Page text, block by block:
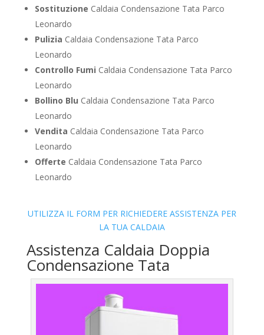
Sostituzione Caldaia Condensazione Tata Parco
Leonardo
Pulizia Caldaia Condensazione Tata Parco
Leonardo
Controllo Fumi Caldaia Condensazione Tata Parco
Leonardo
Bollino Blu Caldaia Condensazione Tata Parco
Leonardo
Vendita Caldaia Condensazione Tata Parco
Leonardo
Offerte Caldaia Condensazione Tata Parco
Leonardo
UTILIZZA IL FORM PER RICHIEDERE ASSISTENZA PER
LA TUA CALDAIA
Assistenza Caldaia Doppia
Condensazione Tata